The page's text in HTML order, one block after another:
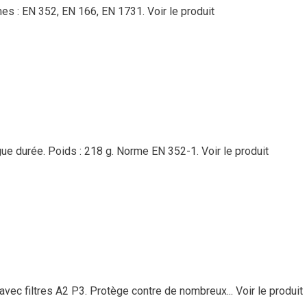
: EN 352, EN 166, EN 1731. Voir le produit
durée. Poids : 218 g. Norme EN 352-1. Voir le produit
filtres A2 P3. Protège contre de nombreux... Voir le produit